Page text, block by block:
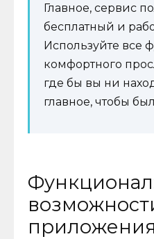
Главное, сервис
бесплатный и
Используйте все
комфортного
где бы вы ни
главное, чтобы